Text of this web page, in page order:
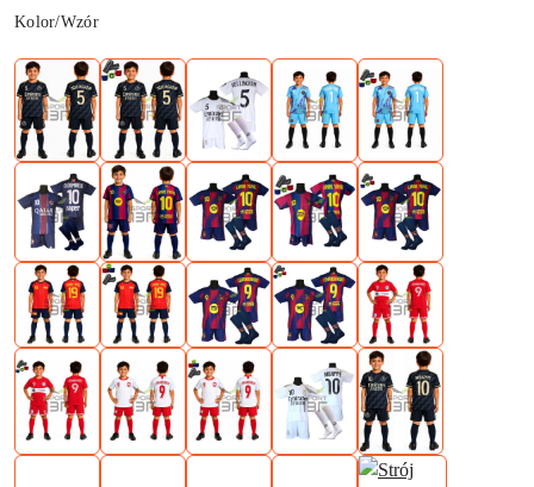
Wariant
Kolor/Wzór